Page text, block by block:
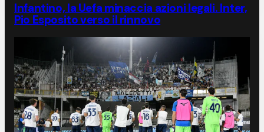
Infantino, la Uefa minaccia azioni legali. Inter,
Pio Esposito verso il rinnovo